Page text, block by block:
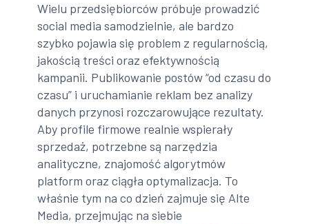
Wielu przedsiębiorców próbuje prowadzić
social media samodzielnie, ale bardzo
szybko pojawia się problem z regularnością,
jakością treści oraz efektywnością
kampanii. Publikowanie postów “od czasu do
czasu” i uruchamianie reklam bez analizy
danych przynosi rozczarowujące rezultaty.
Aby profile firmowe realnie wspierały
sprzedaż, potrzebne są narzędzia
analityczne, znajomość algorytmów
platform oraz ciągła optymalizacja. To
właśnie tym na co dzień zajmuje się Alte
Media, przejmując na siebie